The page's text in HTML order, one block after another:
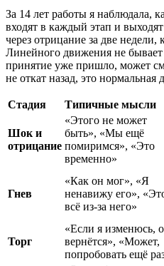
За 14 лет работы я наблюдала,
входят в каждый этап и
через отрицание за две недели,
Линейного движения не
принятие уже пришло, может
не откат назад, это нормальная
Стадия Типичные мысли
Шок и
отрицание
«Этого не может
быть», «Мы ещё
помиримся», «Это
временно»
Гнев
«Как он мог», «Я
ненавижу его»,
всё из-за него»
Торг
«Если я изменюсь,
вернётся», «Может,
попробовать ещё